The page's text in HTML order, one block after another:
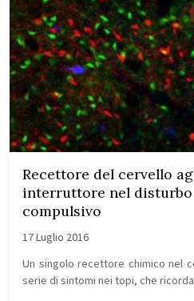
Recettore del cervello
interruttore nel disturbo
compulsivo
17 Luglio 2016
Un singolo recettore chimico nel
serie di sintomi nei topi, che